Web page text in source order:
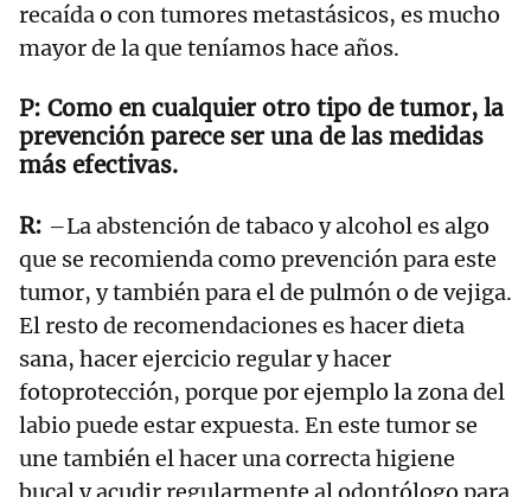
recaída o con tumores metastásicos, es mucho
mayor de la que teníamos hace años.
Como en cualquier otro tipo de tumor, la
prevención parece ser una de las medidas
más efectivas.
–La abstención de tabaco y alcohol es algo
que se recomienda como prevención para este
tumor, y también para el de pulmón o de vejiga.
El resto de recomendaciones es hacer dieta
sana, hacer ejercicio regular y hacer
fotoprotección, porque por ejemplo la zona del
labio puede estar expuesta. En este tumor se
une también el hacer una correcta higiene